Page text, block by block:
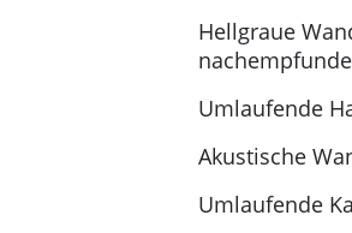
Hellgraue
Umlaufende
Akustische
Umlaufende